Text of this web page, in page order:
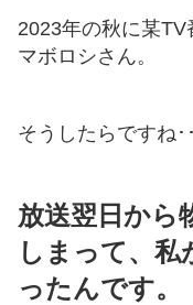
2023年の秋に某TV
マボロシさん。
そうしたらですね･･
放送翌日から
しまって、私
ったんです。